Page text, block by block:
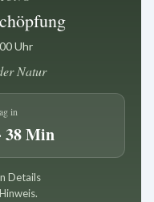
Uhr
Natur
in
38 Min
Details